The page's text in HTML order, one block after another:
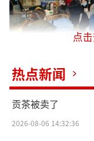
解锁沪上
热抢
点
热点新闻
贡茶被卖了
2026-08-06 14:32:36